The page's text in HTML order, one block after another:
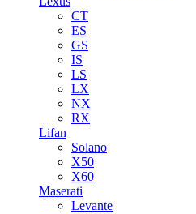
CT
ES
GS
IS
LS
LX
NX
RX
Lifan
Solano
X50
X60
Maserati
Levante